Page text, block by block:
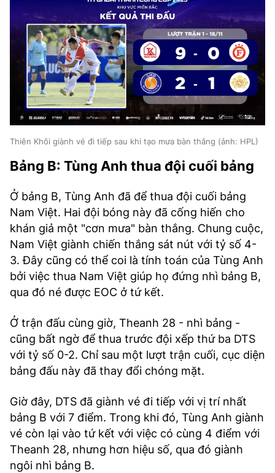
Thiên Khôi giành vé đi tiếp sau khi tạo mưa bàn thắng (ảnh: HPL)
Bảng B: Tùng Anh thua đội cuối bảng
Ở bảng B, Tùng Anh đã để thua đội cuối bảng
Nam Việt. Hai đội bóng này đã cống hiến cho
khán giả một "cơn mưa" bàn thắng. Chung cuộc,
Nam Việt giành chiến thắng sát nút với tỷ số 4-
3. Đây cũng có thể coi là tính toán của Tùng Anh
bởi việc thua Nam Việt giúp họ đứng nhì bảng B,
qua đó né được EOC ở tứ kết.
Ở trận đấu cùng giờ, Theanh 28 - nhì bảng -
cũng bất ngờ để thua trước đội xếp thứ ba DTS
với tỷ số 0-2. Chỉ sau một lượt trận cuối, cục diện
bảng đấu này đã thay đổi chóng mặt.
Giờ đây, DTS đã giành vé đi tiếp với vị trí nhất
bảng B với 7 điểm. Trong khi đó, Tùng Anh giành
vé còn lại vào tứ kết với việc có cùng 4 điểm với
Theanh 28, nhưng hơn hiệu số, qua đó giành
ngôi nhì bảng B.